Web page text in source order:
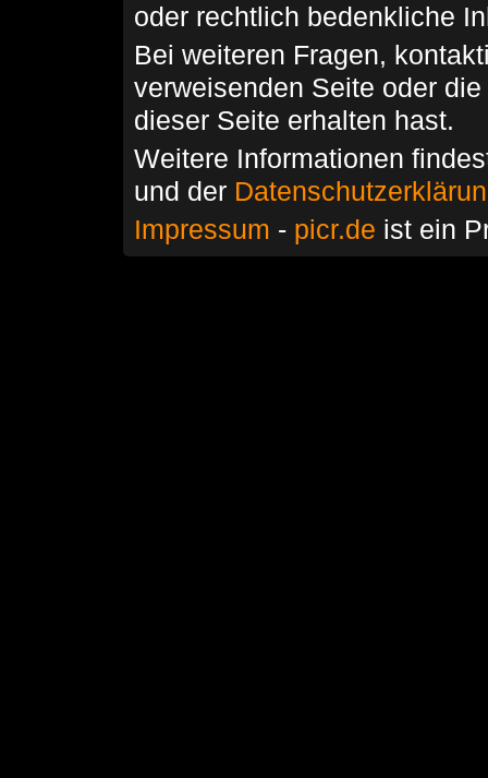
oder rechtlich bedenkliche
Bei weiteren Fragen,
verweisenden Seite oder
dieser Seite erhalten hast.
Weitere Informationen
und der
Impressum - picr.de ist ein